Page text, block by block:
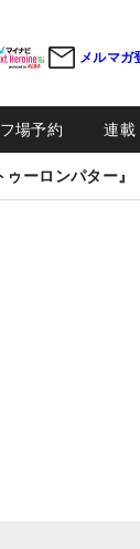
メルマガ
場予約 連載
ーロンパター』